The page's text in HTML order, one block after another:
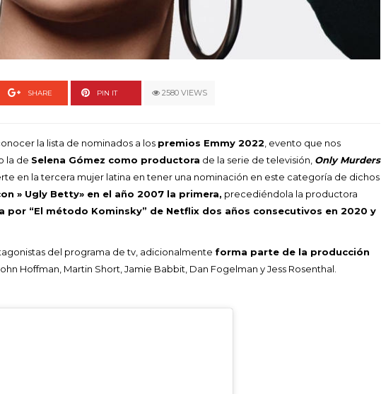
SHARE PIN IT 2580 VIEWS
la lista de nominados a los premios Emmy 2022 , evento que nos
la de Selena Gómez como productora de la serie de televisión, Only Murders
en la tercera mujer latina en tener una nominación en este categoría de dichos
» Ugly Betty» en el año 2007 la primera, precediéndola la productora
por “El método Kominsky” de Netflix dos años consecutivos en 2020 y
del programa de tv, adicionalmente forma parte de la producción
Hoffman, Martin Short, Jamie Babbit, Dan Fogelman y Jess Rosenthal.
Goyo un himno por la
vida de las mujeres
LEAVE A COMMENT FEBRERO 16, 2023